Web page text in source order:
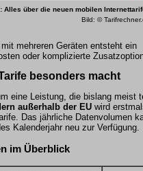
Alles über die neuen mobilen
Bild: ©
mehreren Geräten entsteht ein
oder komplizierte
besonders macht
eine Leistung, die bislang meist
außerhalb der EU wird
Das jährliche Datenvolumen
Kalenderjahr neu zur Verfügung.
im Überblick